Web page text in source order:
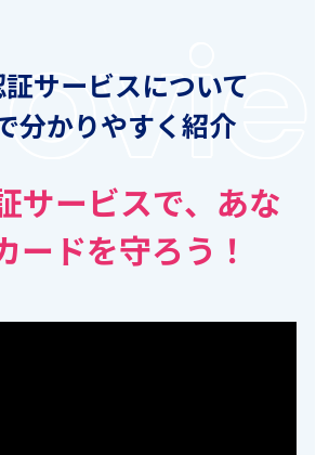
サービスについて
分かりやすく紹介
サービスで、あな
ードを守ろう！